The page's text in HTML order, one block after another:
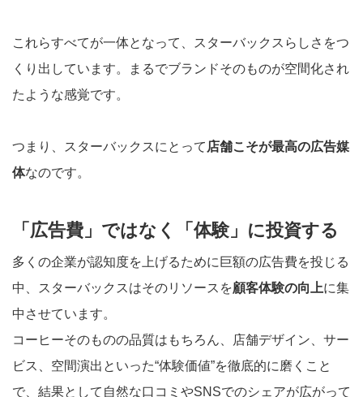
これらすべてが一体となって、スターバックスらしさをつ
くり出しています。まるでブランドそのものが空間化され
たような感覚です。
つまり、スターバックスにとって 店舗こそが最高の広告媒
体なのです。
「広告費」ではなく「体験」に投資する
多くの企業が認知度を上げるために巨額の広告費を投じる
中、スターバックスはそのリソースを顧客体験の向上に集
中させています。
コーヒーそのものの品質はもちろん、店舗デザイン、サー
ビス、空間演出といった“体験価値”を徹底的に磨くこと
で、結果として自然な口コミやSNSでのシェアが広がって